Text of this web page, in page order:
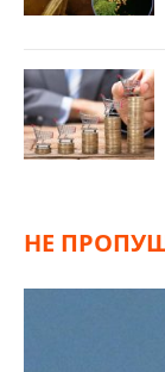
НЕ